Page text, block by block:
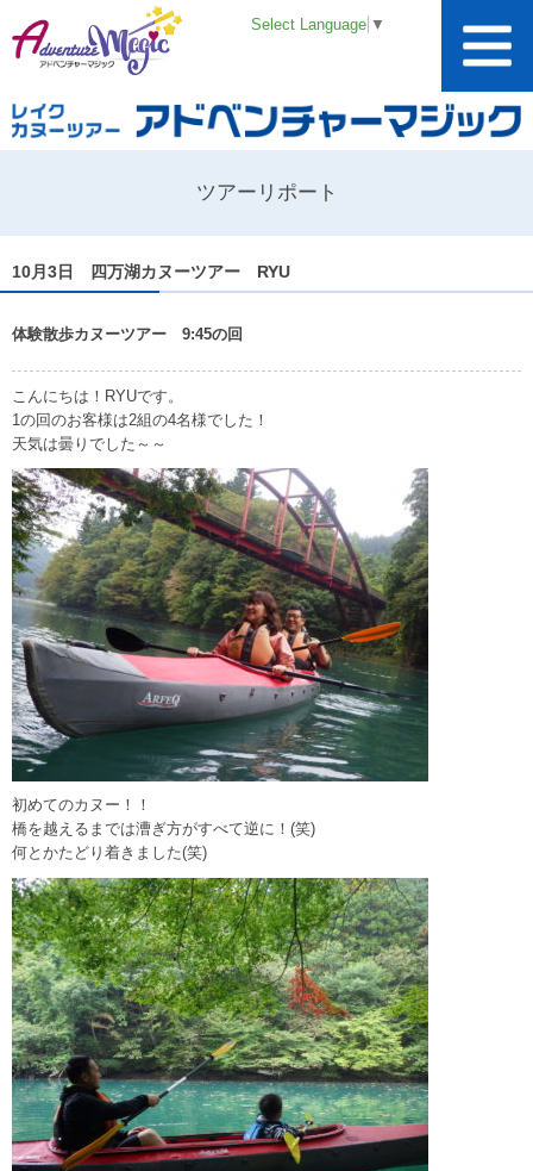
Select Language ▼
ツアーリポート
10月3日 四万湖カヌーツアー RYU
体験散歩カヌーツアー 9:45の回
こんにちは！RYUです。
1の回のお客様は2組の4名様でした！
天気は曇りでした～～
初めてのカヌー！！
橋を越えるまでは漕ぎ方がすべて逆に！(笑)
何とかたどり着きました(笑)